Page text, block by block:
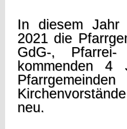
In diesem Jahr
2021 die
GdG-,
kommenden 4
neu.